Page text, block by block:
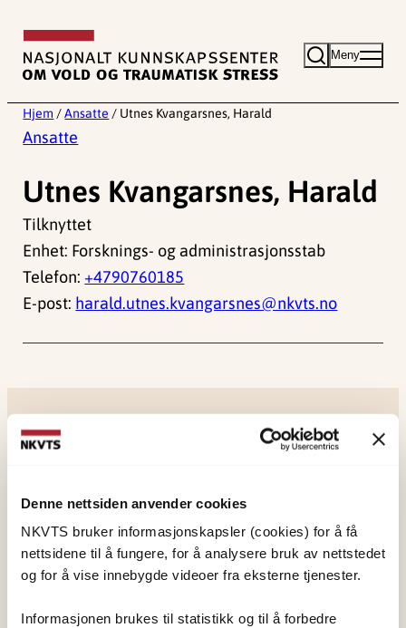
Denne nettsiden anvender cookies
NKVTS bruker informasjonskapsler (cookies) for å få
nettsidene til å fungere, for å analysere bruk av nettstedet
og for å vise innebygde videoer fra eksterne tjenester.
Informasjonen brukes til statistikk og til å forbedre
innhold
Meny
Hjem / Ansatte / Utnes Kvangarsnes, Harald
Ansatte
Utnes Kvangarsnes, Harald
Tilknyttet
Enhet: Forsknings- og administrasjonsstab
Telefon: +4790760185
E-post: harald.utnes.kvangarsnes@nkvts.no
NKVTS utvikler og sprer kunnskap og kompetanse
om vold og traumatisk stress. Formålet er å bidra
til å forebygge og redusere de helsemessige og
stress kan medføre.